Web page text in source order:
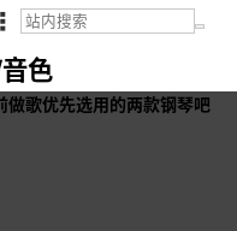
色
做歌优先选用的两款钢琴吧